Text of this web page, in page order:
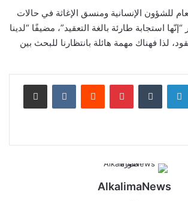
للشؤون الإنسانية ومنسق الإغاثة في حالات
استجابة طارئة بالغة التعقيد”، مضيفًا “لدينا
ألف مفقود، لذا فهناك مهمة هائلة بانتظارنا للبحث بين
لينكدإن بينتيريست
AlkalimaNews